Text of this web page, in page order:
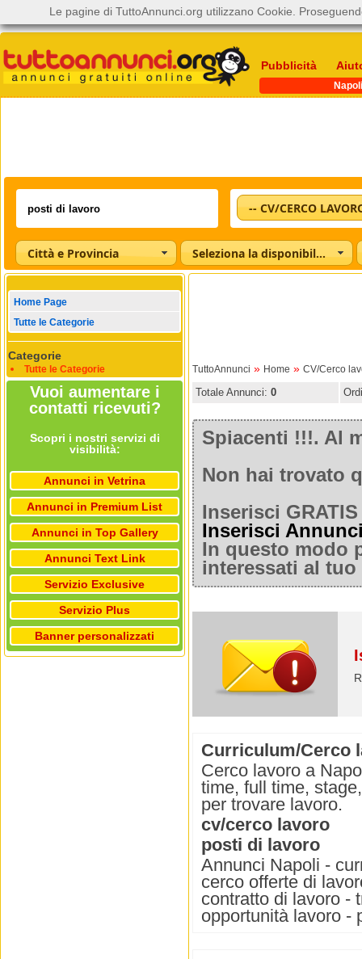
Pubblicità
Napoli
-- CV/CERCO
Città e Provincia Seleziona la disponibilità
Home Page
Tutte le Categorie
Categorie
Tutte le Categorie
Vuoi aumentare i
contatti ricevuti?
Scopri i nostri servizi di
visibilità:
Annunci in Vetrina
Annunci in Premium List
Annunci in Top Gallery
Annunci Text Link
Servizio Exclusive
Servizio Plus
Banner personalizzati
TuttoAnnunci » Home » CV/Cerco
Totale Annunci: 0
Spiacenti !!!. Al
Non hai trovato
Inserisci
Inserisci
In questo modo
interessati al
Curriculum/Cerco
Cerco lavoro a
time, full time,
per trovare lavoro.
cv/cerco lavoro
posti di lavoro
Annunci Napoli -
cerco offerte di
contratto di lavoro -
opportunità lavoro -
Le pagine di TuttoAnnunci.org utilizzano Cookie.